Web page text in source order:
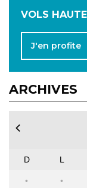
VOLS
J'en profite
ARCHIVES
D L